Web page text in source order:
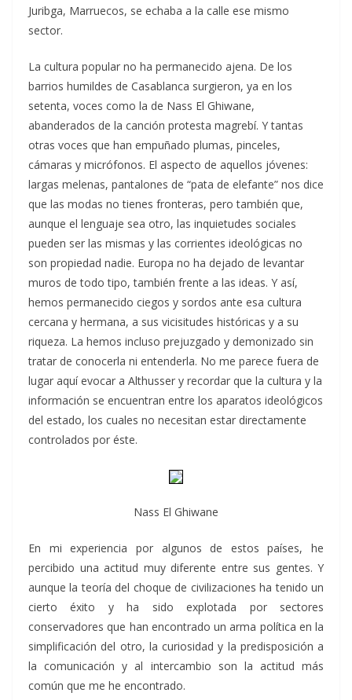
Juribga, Marruecos, se echaba a la calle ese mismo
sector.
La cultura popular no ha permanecido ajena. De los
barrios humildes de Casablanca surgieron, ya en los
setenta, voces como la de Nass El Ghiwane,
abanderados de la canción protesta magrebí. Y tantas
otras voces que han empuñado plumas, pinceles,
cámaras y micrófonos. El aspecto de aquellos jóvenes:
largas melenas, pantalones de “pata de elefante” nos dice
que las modas no tienes fronteras, pero también que,
aunque el lenguaje sea otro, las inquietudes sociales
pueden ser las mismas y las corrientes ideológicas no
son propiedad nadie. Europa no ha dejado de levantar
muros de todo tipo, también frente a las ideas. Y así,
hemos permanecido ciegos y sordos ante esa cultura
cercana y hermana, a sus vicisitudes históricas y a su
riqueza. La hemos incluso prejuzgado y demonizado sin
tratar de conocerla ni entenderla. No me parece fuera de
lugar aquí evocar a Althusser y recordar que la cultura y la
información se encuentran entre los aparatos ideológicos
del estado, los cuales no necesitan estar directamente
controlados por éste.
Nass El Ghiwane
En mi experiencia por algunos de estos países, he
percibido una actitud muy diferente entre sus gentes. Y
aunque la teoría del choque de civilizaciones ha tenido un
cierto éxito y ha sido explotada por sectores
conservadores que han encontrado un arma política en la
simplificación del otro, la curiosidad y la predisposición a
la comunicación y al intercambio son la actitud más
común que me he encontrado.